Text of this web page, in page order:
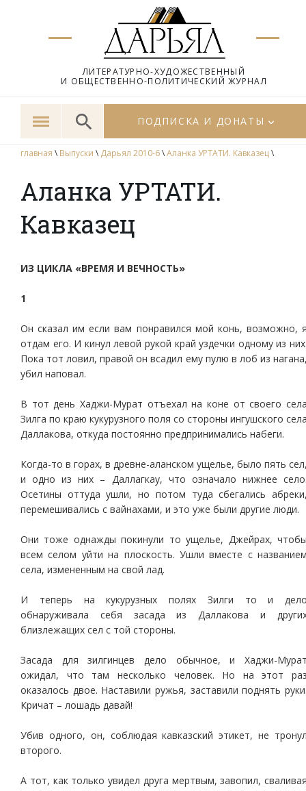
ЛИТЕРАТУРНО-ХУДОЖЕСТВЕННЫЙ
И ОБЩЕСТВЕННО-ПОЛИТИЧЕСКИЙ ЖУРНАЛ
ПОДПИСКА И ДОНАТЫ
главная \ Выпуски \ Дарьял 2010-6\Аланка УРТАТИ. Кавказец\
Аланка УРТАТИ.
Кавказец
ИЗ ЦИКЛА «ВРЕМЯ И ВЕЧНОСТЬ»
1
Он сказал им если вам понравился мой конь, возможно,
отдам его. И кинул левой рукой край уздечки одному из
Пока тот ловил, правой он всадил ему пулю в лоб из
убил наповал.
В тот день Хаджи-Мурат отъехал на коне от своего
Зилга по краю кукурузного поля со стороны ингушского
Даллакова, откуда постоянно предпринимались набеги.
Когда-то в горах, в древне-аланском ущелье, было пять
и одно из них – Даллагкау, что означало нижнее
Осетины оттуда ушли, но потом туда сбегались
перемешивались с вайнахами, и это уже были другие люди.
Они тоже однажды покинули то ущелье, Джейрах,
всем селом уйти на плоскость. Ушли вместе с
села, измененным на свой лад.
И теперь на кукурузных полях Зилги то и
обнаруживала себя засада из Даллакова и
близлежащих сел с той стороны.
Засада для зилгинцев дело обычное, и Хаджи-
ожидал, что там несколько человек. Но на этот
оказалось двое. Наставили ружья, заставили поднять
Кричат – лошадь давай!
Убив одного, он, соблюдая кавказский этикет, не
второго.
А тот, как только увидел друга мертвым, завопил,